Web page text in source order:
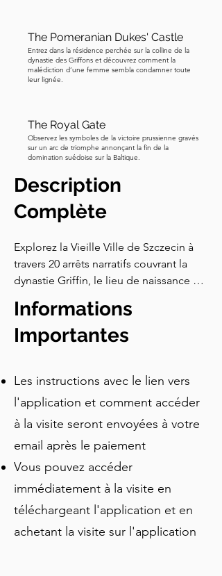
héritier, et la dynastie qui avait régné
sur la Poméranie pendant des siècles
s'éteignit. Le timing fut dévastateur.
malédiction, que l'on y croie ou non,
semblait s'être réalisée. Il y a une
exposition intitulée Cellule des
Sorcières qui donne vie à l'histoire à
travers des projections holographiques
et des répliques d'instruments de
torture de l'époque. C'est
véritablement troublant. Vous pouvez
explorer cela et le château si vous le
souhaitez, mais vous devrez payer un
carte jusqu'à la dernière tour survivante
des fortifications médiévales de
Szczecin.
The Pomeranian Dukes' Castle
Entrez dans la résidence perchée sur la colline de la
dynastie des Griffons et découvrez comment la
malédiction d’une femme sembla condamner toute
leur lignée.
The Royal Gate
Observez les symboles de la victoire prussienne gravés
sur un arc de triomphe annonçant la fin de la
domination suédoise sur la Baltique.
Description
Complète
Explorez la Vieille Ville de Szczecin à
travers 20 arrêts narratifs couvrant la
dynastie Griffin, le lieu de naissance de
Seconde Guerre mondiale, le
mouvement Solidarité et la
Philharmonie primée. Disponible en 9
Informations
Importantes
Les instructions avec le lien vers
l'application et comment accéder
à la visite seront envoyées à votre
email après le paiement
Vous pouvez accéder
immédiatement à la visite en
téléchargeant l'application et en
achetant la visite sur l'application